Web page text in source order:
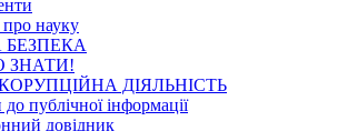
науку
ЗНАТИ!
ДІЯЛЬНІСТЬ
публічної інформації
довідник